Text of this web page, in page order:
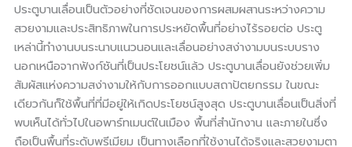
ประตูบานเลื่อนเป็นตัวอย่างที่ชัดเจนของการผสมผสานระหว่างความ
สวยงามและประสิทธิภาพในการประหยัดพื้นที่อย่างไร้รอยต่อ ประตู
เหล่านี้ทำงานบนระนาบแนวนอนและเลื่อนอย่างสง่างามบนระบบราง
นอกเหนือจากฟังก์ชันที่เป็นประโยชน์แล้ว ประตูบานเลื่อนยังช่วยเพิ่ม
สัมผัสแห่งความสง่างามให้กับการออกแบบสถาปัตยกรรม ในขณะ
เดียวกันก็ใช้พื้นที่ที่มีอยู่ให้เกิดประโยชน์สูงสุด ประตูบานเลื่อนเป็นสิ่งที่
พบเห็นได้ทั่วไปในอพาร์ทเมนต์ในเมือง พื้นที่สำนักงาน และภายในซึ่ง
ถือเป็นพื้นที่ระดับพรีเมียม เป็นทางเลือกที่ใช้งานได้จริงและสวยงามตา